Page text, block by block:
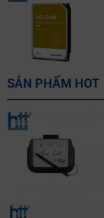
SẢN PHẨM HOT